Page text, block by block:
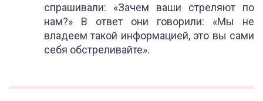
спрашивали: «Зачем ваши стреляют по
нам?» В ответ они говорили: «Мы не
владеем такой информацией, это вы сами
себя обстреливайте».